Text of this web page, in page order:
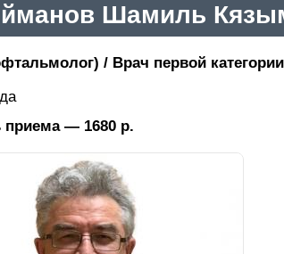
Шамиль
/ Врач первой
приема — 1680 р.